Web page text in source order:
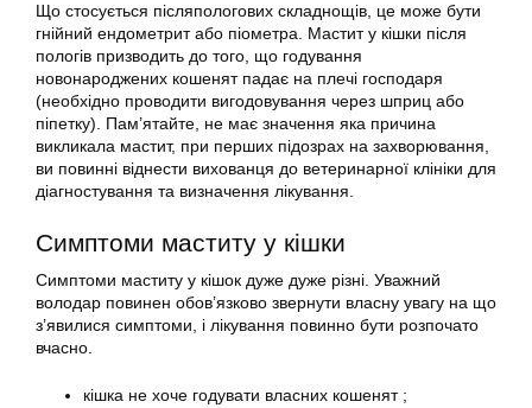
Що стосується післяпологових складнощів, це може бути
гнійний ендометрит або піометра. Мастит у кішки після
пологів призводить до того, що годування
новонароджених кошенят падає на плечі господаря
(необхідно проводити вигодовування через шприц або
піпетку). Пам’ятайте, не має значення яка причина
викликала мастит, при перших підозрах на захворювання,
ви повинні віднести вихованця до ветеринарної клініки для
діагностування та визначення лікування.
Симптоми маститу у кішки
Симптоми маститу у кішок дуже дуже різні. Уважний
володар повинен обов’язково звернути власну увагу на що
з’явилися симптоми, і лікування повинно бути розпочато
вчасно.
кішка не хоче годувати власних кошенят ;